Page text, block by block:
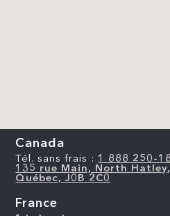
Canada
Tél. sans frais : 1 888 250-
135 rue Main, North Hatley,
Québec, J0B 2C0
France